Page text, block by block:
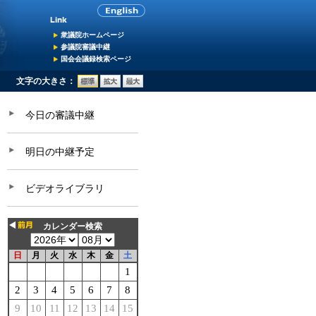
衆議院ホームページ
参議院審議中継
国会会議録検索ページ
文字の大きさ：
今日の審議中継
明日の中継予定
ビデオライブラリ
カレンダー検索
日 月 火 水 木 金 土
1
2
3 4 5 6 7
8
9
10 11 12 13 14
15